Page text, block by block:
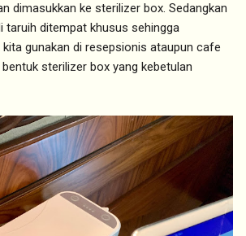
dimasukkan ke sterilizer box. Sedangkan
taruih ditempat khusus sehingga
gunakan di resepsionis ataupun cafe
sterilizer box yang kebetulan